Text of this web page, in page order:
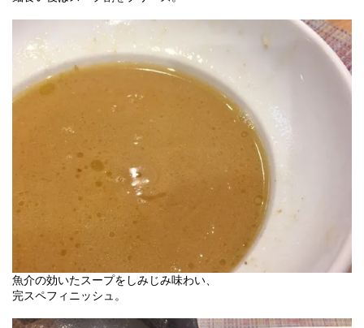
魚介の効いたスープをしみじみ味わい、
完スペフィニッシュ。